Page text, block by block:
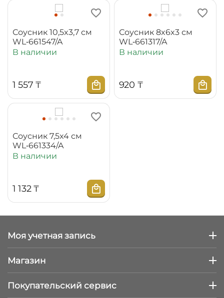
Соусник 10,5x3,7 см
WL‑661547/A
В наличии
1 557 ₸
Соусник 8x6x3 см
WL‑661317/A
В наличии
‍920‍ ₸
Соусник 7,5x4 см
WL‑661334/A
В наличии
1 132 ₸
Моя учетная запись
Магазин
Покупательский сервис